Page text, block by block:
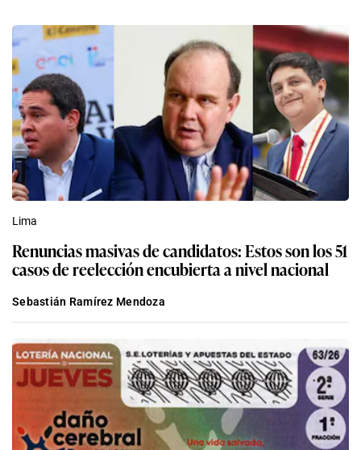
Lima
Renuncias masivas de candidatos: Estos son los 51
casos de reelección encubierta a nivel nacional
Sebastián Ramírez Mendoza